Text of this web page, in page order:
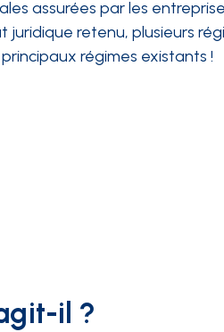
assurées par les
retenu, plusieurs
régimes existants !
il ?